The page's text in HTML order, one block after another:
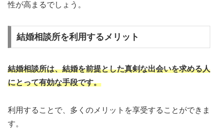
性が高まるでしょう。
結婚相談所を利用するメリット
結婚相談所は、結婚を前提とした真剣な出会いを求める人
にとって有効な手段です。
利用することで、多くのメリットを享受することができま
す。